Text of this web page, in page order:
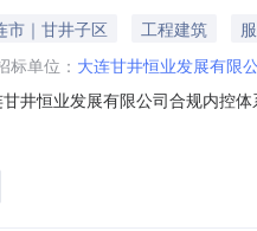
市｜甘井子区 工程建筑
标单位： 大连甘井恒业发展有限
井恒业发展有限公司合规内控